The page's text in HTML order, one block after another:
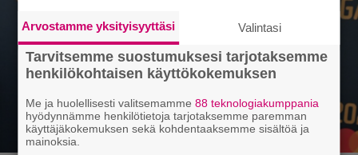
Arvostamme yksityisyyttäsi Valintasi
Tarvitsemme suostumuksesi tarjotaksemme
henkilökohtaisen käyttökokemuksen
Me ja huolellisesti valitsemamme88 teknologiakumppania
hyödynnämme henkilötietoja tarjotaksemme paremman
käyttäjäkokemuksen sekä kohdentaaksemme sisältöä ja
mainoksia.